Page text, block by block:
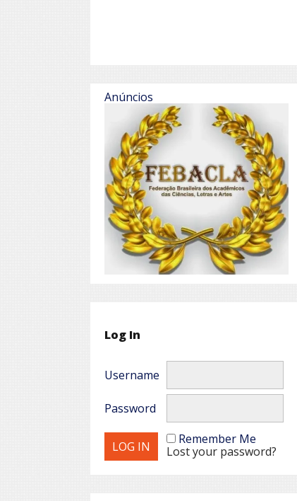
Anúncios
Log In
Username
Password
Remember Me
Lost your password?